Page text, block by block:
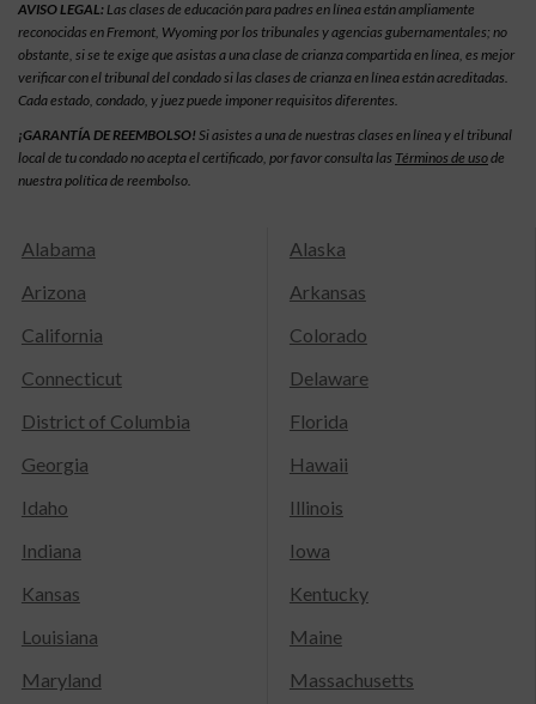
AVISO LEGAL:Las clases de educación para padres en línea están ampliamente
reconocidas en Fremont, Wyoming por los tribunales y agencias gubernamentales; no
obstante, si se te exige que asistas a una clase de crianza compartida en línea, es mejor
verificar con el tribunal del condado si las clases de crianza en línea están acreditadas.
Cada estado, condado, y juez puede imponer requisitos diferentes.
¡GARANTÍA DE REEMBOLSO! Si asistes a una de nuestras clases en línea y el tribunal
local de tu condado no acepta el certificado, por favor consulta las Términos de usode
nuestra política de reembolso.
Alabama
Alaska
Arizona
Arkansas
California
Colorado
Connecticut
Delaware
District of Columbia
Florida
Georgia
Hawaii
Idaho
Illinois
Indiana
Iowa
Kansas
Kentucky
Louisiana
Maine
Maryland
Massachusetts